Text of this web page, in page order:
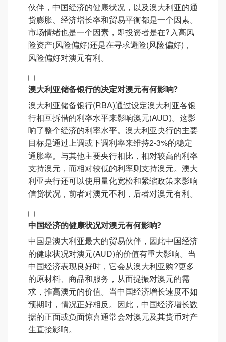
伙伴，中国经济的健康状况，以及澳大利亚的通
货膨胀、经济增长率和贸易平衡都是一个因素。
市场情绪也是一个因素，即投资者是在?入高风
险资产(风险偏好)还是在寻求避险(风险偏好)，
风险偏好对澳元有利。
澳大利亚储备银行的决定对澳元有何影响?
澳大利亚储备银行(RBA)通过设定澳大利亚各银
行相互拆借的利率水平来影响澳元(AUD)。这影
响了整个经济的利率水平。澳大利亚央行的主要
目标是通过上调或下调利率来维持2-3%的稳定
通胀率。与其他主要央行相比，相对较高的利率
支持澳元，而相对较低的利率则支持澳元。澳大
利亚央行还可以使用量化宽松和紧缩政策来影响
信贷状况，前者对澳元不利，后者对澳元有利。
中国经济的健康状况对澳元有何影响?
中国是澳大利亚最大的贸易伙伴，因此中国经济
的健康状况对澳元(AUD)的价值有重大影响。当
中国经济表现良好时，它会从澳大利亚购?更多
的原材料、商品和服务，从而提振对澳元的需
求，推高澳元的价值。当中国经济增长速度不如
预期时，情况正好相反。因此，中国经济增长数
据的正面或负面惊喜通常会对澳元及其货币对产
生直接影响。